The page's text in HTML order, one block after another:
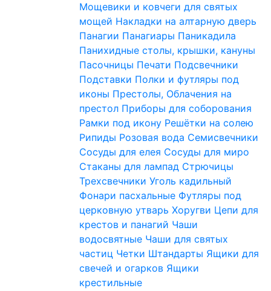
Мощевики и ковчеги для святых
мощей Накладки на алтарную дверь
Панагии Панагиары Паникадила
Панихидные столы, крышки, кануны
Пасочницы Печати Подсвечники
Подставки Полки и футляры под
иконы Престолы, Облачения на
престол Приборы для соборования
Рамки под икону Решётки на солею
Рипиды Розовая вода Семисвечники
Сосуды для елея Сосуды для миро
Стаканы для лампад Стрючицы
Трехсвечники Уголь кадильный
Фонари пасхальные Футляры под
церковную утварь Хоругви Цепи для
крестов и панагий Чаши
водосвятные Чаши для святых
частиц Четки Штандарты Ящики для
свечей и огарков Ящики
крестильные